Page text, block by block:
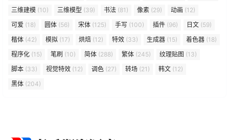
三维建模 (10) 三维模型 (39) 书法 (81) 像素 (29) 动画 (12)
可爱 (18) 圆体 (56) 宋体 (125) 手写 (100) 插件 (96) 日文 (59)
楷体 (42) 模拟 (17) 烘焙 (12) 特效 (33) 生成器 (15) 着色器 (18)
程序化 (15) 笔刷 (10) 简体 (288) 繁体 (245) 纹理贴图 (13)
脚本 (33) 视觉特效 (12) 调色 (27) 转场 (21) 韩文 (12)
黑体 (204)